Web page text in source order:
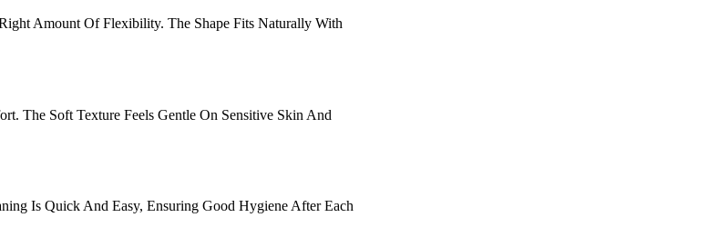
Amount Of Flexibility. The Shape Fits Naturally With
The Soft Texture Feels Gentle On Sensitive Skin And
Is Quick And Easy, Ensuring Good Hygiene After Each